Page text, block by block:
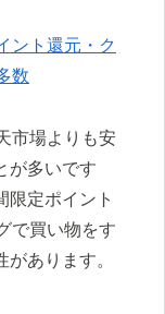
ント還元・ク
数
市場よりも安
が多いです
限定ポイント
で買い物をす
あります。